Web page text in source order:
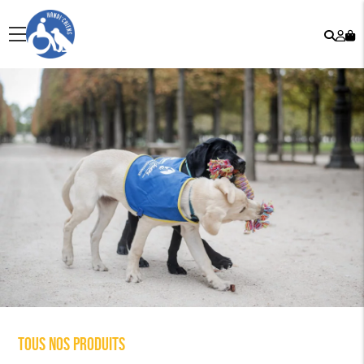
menu
Tous nos produits